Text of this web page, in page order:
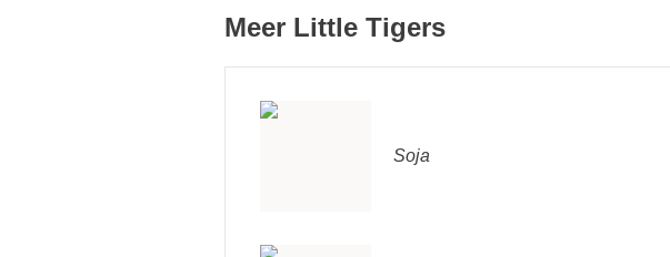
Meer Little Tigers
Soja